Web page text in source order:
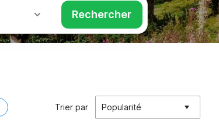
Rechercher
Trier par Popularité